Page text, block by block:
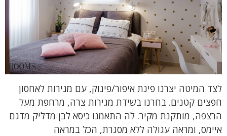
לצד המיטה יצרנו פינת איפור/פינוק, עם מגירות לאחסון
חפצים קטנים. בחרנו בשידת מגירות צרה, מרחפת מעל
הרצפה, מותקנת מקיר. לה התאמנו כיסא לבן מדליק מדגם
איימס, ומראה עגולה ללא מסגרת, הכל במראה